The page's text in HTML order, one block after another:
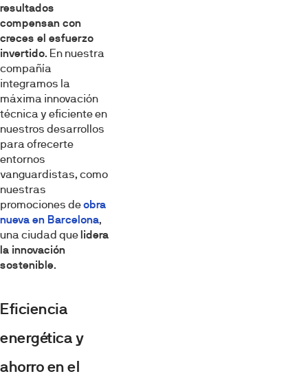
resultados
compensan con
creces el esfuerzo
invertido. En nuestra
compañía
integramos la
máxima innovación
técnica y eficiente en
nuestros desarrollos
para ofrecerte
entornos
vanguardistas, como
nuestras
promociones deobra
nueva en Barcelona,
una ciudad quelidera
la innovación
sostenible.
Eficiencia
energética y
ahorro en el